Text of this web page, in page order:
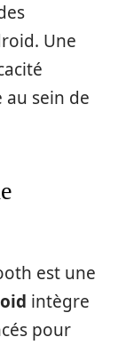
Une
au sein de
est une
intègre
pour